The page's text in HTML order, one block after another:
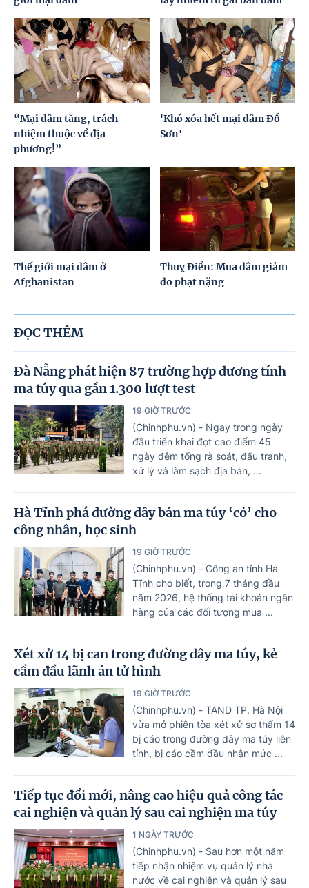
“Mại dâm tăng, trách
nhiệm thuộc về địa
phương!”
'Khó xóa hết mại dâm Đồ
Sơn'
Thế giới mại dâm ở
Afghanistan
Thuỵ Điển: Mua dâm giảm
do phạt nặng
ĐỌC THÊM
Đà Nẵng phát hiện 87 trường hợp dương tính
ma túy qua gần 1.300 lượt test
19 GIỜ TRƯỚC
(Chinhphu.vn) - Ngay trong ngày
đầu triển khai đợt cao điểm 45
ngày đêm tổng rà soát, đấu tranh,
xử lý và làm sạch địa bàn, ...
Hà Tĩnh phá đường dây bán ma túy ‘cỏ’ cho
công nhân, học sinh
19 GIỜ TRƯỚC
(Chinhphu.vn) - Công an tỉnh Hà
Tĩnh cho biết, trong 7 tháng đầu
năm 2026, hệ thống tài khoản ngân
hàng của các đối tượng mua ...
Xét xử 14 bị can trong đường dây ma túy, kẻ
cầm đầu lãnh án tử hình
19 GIỜ TRƯỚC
(Chinhphu.vn) - TAND TP. Hà Nội
vừa mở phiên tòa xét xử sơ thẩm 14
bị cáo trong đường dây ma túy liên
tỉnh, bị cáo cầm đầu nhận mức ...
Tiếp tục đổi mới, nâng cao hiệu quả công tác
cai nghiện và quản lý sau cai nghiện ma túy
1 NGÀY TRƯỚC
(Chinhphu.vn) - Sau hơn một năm
tiếp nhận nhiệm vụ quản lý nhà
nước về cai nghiện và quản lý sau